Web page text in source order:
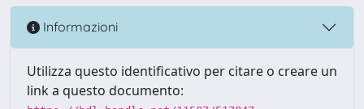
Informazioni
Utilizza questo identificativo per citare o creare un
link a questo documento: